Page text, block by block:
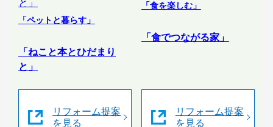
「ペットと暮らす」
「ねこと本とひだまり
と」
リフォーム提案
を見る
「食を楽しむ」
「食でつながる家」
リフォーム提案
を見る